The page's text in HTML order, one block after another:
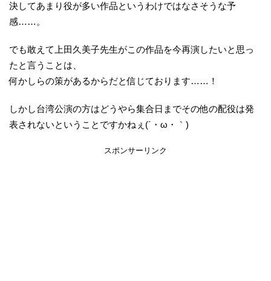
決してあまり役が多い作品というわけではなさそうな予
感……。
でも敢えて上田久美子先生がこの作品を今再演したいと思っ
たと言うことは、
何かしらの策があるからだと信じております……！
しかし台湾公演の方はどうやら集合日までその他の配役は発
表されないということですかねぇ(´・ω・｀)
スポンサーリンク